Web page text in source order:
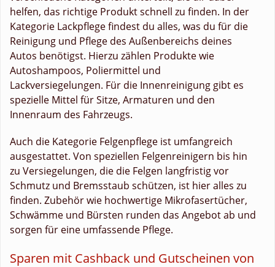
helfen, das richtige Produkt schnell zu finden. In der
Kategorie Lackpflege findest du alles, was du für die
Reinigung und Pflege des Außenbereichs deines
Autos benötigst. Hierzu zählen Produkte wie
Autoshampoos, Poliermittel und
Lackversiegelungen. Für die Innenreinigung gibt es
spezielle Mittel für Sitze, Armaturen und den
Innenraum des Fahrzeugs.
Auch die Kategorie Felgenpflege ist umfangreich
ausgestattet. Von speziellen Felgenreinigern bis hin
zu Versiegelungen, die die Felgen langfristig vor
Schmutz und Bremsstaub schützen, ist hier alles zu
finden. Zubehör wie hochwertige Mikrofasertücher,
Schwämme und Bürsten runden das Angebot ab und
sorgen für eine umfassende Pflege.
Sparen mit Cashback und Gutscheinen von